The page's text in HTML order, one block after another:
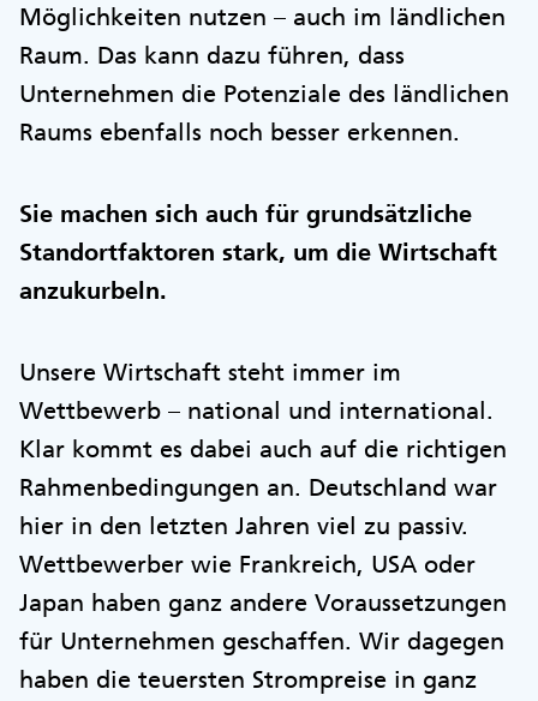
Möglichkeiten nutzen – auch im ländlichen
Raum. Das kann dazu führen, dass
Unternehmen die Potenziale des ländlichen
Raums ebenfalls noch besser erkennen.
Sie machen sich auch für grundsätzliche
Standortfaktoren stark, um die Wirtschaft
anzukurbeln.
Unsere Wirtschaft steht immer im
Wettbewerb – national und international.
Klar kommt es dabei auch auf die richtigen
Rahmenbedingungen an. Deutschland war
hier in den letzten Jahren viel zu passiv.
Wettbewerber wie Frankreich, USA oder
Japan haben ganz andere Voraussetzungen
für Unternehmen geschaffen. Wir dagegen
haben die teuersten Strompreise in ganz